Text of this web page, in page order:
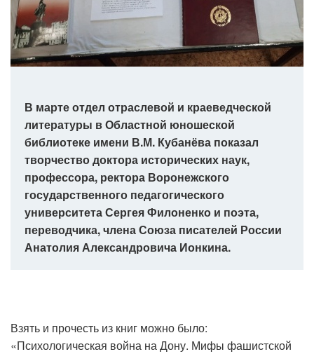
В марте отдел отраслевой и краеведческой
литературы в Областной юношеской
библиотеке имени В.М. Кубанёва показал
творчество доктора исторических наук,
профессора, ректора Воронежского
государственного педагогического
университета Сергея Филоненко и поэта,
переводчика, члена Союза писателей России
Анатолия Александровича Ионкина.
Взять и прочесть из книг можно было:
«Психологическая война на Дону. Мифы фашистской